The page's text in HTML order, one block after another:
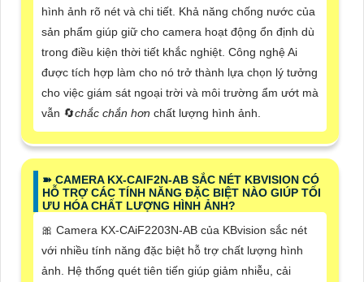
hình ảnh rõ nét và chi tiết. Khả năng chống nước của
sản phẩm giúp giữ cho camera hoạt động ổn định dù
trong điều kiện thời tiết khắc nghiệt. Công nghệ Ai
được tích hợp làm cho nó trở thành lựa chọn lý tưởng
cho việc giám sát ngoại trời và môi trường ẩm ướt mà
vẫn 🔄chắc chắn hơn chất lượng hình ảnh.
➽ CAMERA KX-CAIF2N-AB SẮC NÉT KBVISION CÓ
HỖ TRỢ CÁC TÍNH NĂNG ĐẶC BIỆT NÀO GIÚP TỐI
ƯU HÓA CHẤT LƯỢNG HÌNH ẢNH?
🎀 Camera KX-CAiF2203N-AB của KBvision sắc nét
với nhiều tính năng đặc biệt hỗ trợ chất lượng hình
ảnh. Hệ thống quét tiên tiến giúp giảm nhiễu, cải